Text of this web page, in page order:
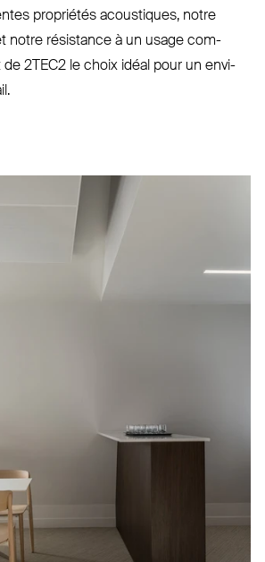
pro­priétés acoustiques, notre
notre résistance à un usage com­
de 2TEC2 le choix idéal pour un envi­